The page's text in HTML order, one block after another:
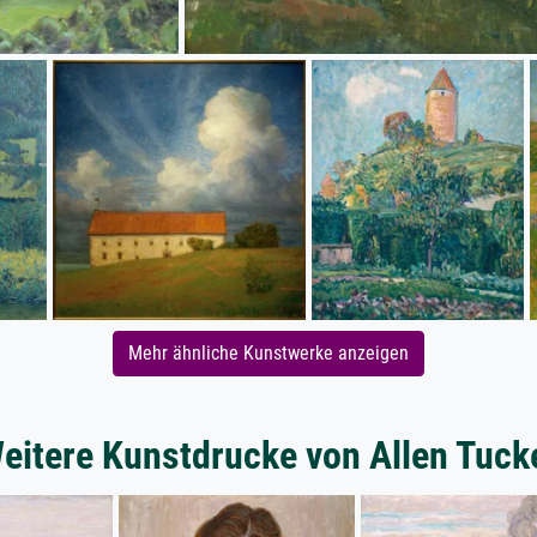
Mehr ähnliche Kunstwerke anzeigen
Kunstdrucke von Allen